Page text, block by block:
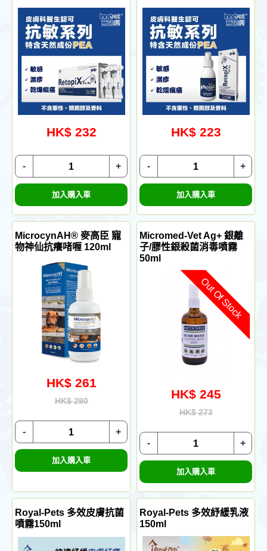
HK$ 232
+
-
加入購入車
HK$ 223
+
-
加入購入車
MicrocynAH® 麥高臣 寵
物神仙抗癢啫喱 120ml
HK$ 261
HK$ 290
+
-
加入購入車
Micromed-Vet Ag+ 銀離
子/膠性銀殺菌消毒噴霧
50ml
Out Of Stock
HK$ 245
HK$ 273
+
-
加入購入車
Royal-Pets 多效皮膚抗菌
噴霧150ml
Royal-Pets 多效紓緩乳液
150ml